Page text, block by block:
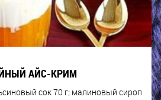
АЙС-КРИМ
сок 70 г; малиновый сироп